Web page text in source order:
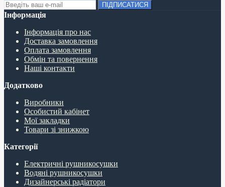
ПІДПИСАТИСЯ
Інформація
Інформація про нас
Доставка замовлення
Оплата замовлення
Обмін та повернення
Наші контакти
Додатково
Виробники
Особистий кабінет
Мої закладки
Товари зі знижкою
Категорії
Електричні рушникосушки
Водяні рушникосушки
Дизайнерські радіатори